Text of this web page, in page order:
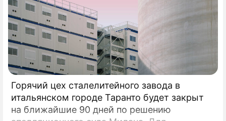
Горячий цех сталелитейного завода в
итальянском городе Таранто будет закрыт
на ближайшие 90 дней по решению